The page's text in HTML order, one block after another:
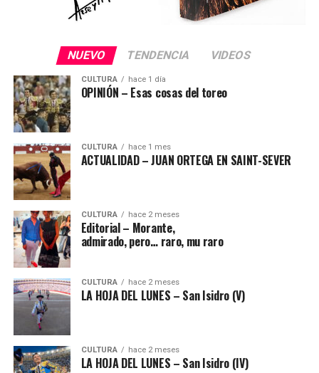
NUEVO TENDENCIA VIDEOS
CULTURA hace 1 día
OPINIÓN – Esas cosas del toreo
CULTURA hace 1 mes
ACTUALIDAD – JUAN ORTEGA EN SAINT-SEVER
CULTURA hace 2 meses
Editorial – Morante,
admirado, pero… raro, mu raro
CULTURA hace 2 meses
LA HOJA DEL LUNES – San Isidro (V)
CULTURA hace 2 meses
LA HOJA DEL LUNES – San Isidro (IV)